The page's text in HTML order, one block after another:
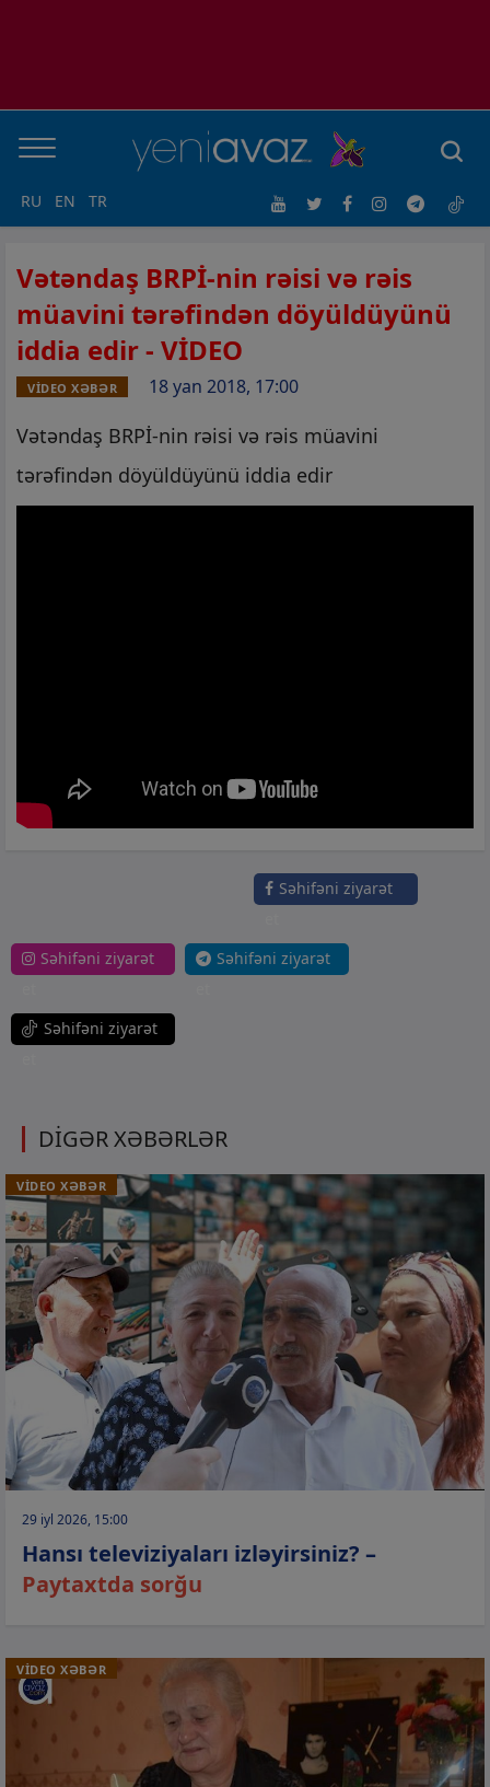
RU EN TR
Vətəndaş BRPİ-nin rəisi və rəis
müavini tərəfindən döyüldüyünü
iddia edir - VİDEO
VİDEO XƏBƏR 18 yan 2018, 17:00
Vətəndaş BRPİ-nin rəisi və rəis müavini
tərəfindən döyüldüyünü iddia edir
Səhifəni ziyarət
Səhifəni ziyarət
Səhifəni ziyarət
Səhifəni ziyarət
DİGƏR XƏBƏRLƏR
VİDEO XƏBƏR
29 iyl 2026, 15:00
Hansı televiziyaları izləyirsiniz? –
Paytaxtda sorğu
VİDEO XƏBƏR